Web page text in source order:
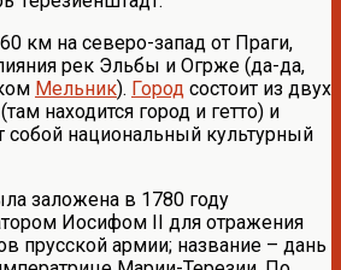
км на северо-запад от Праги,
рек Эльбы и Огрже (да-да,
Мельник). Город состоит из двух
находится город и гетто) и
собой национальный культурный
заложена в 1780 году
Иосифом II для отражения
прусской армии; название – дань